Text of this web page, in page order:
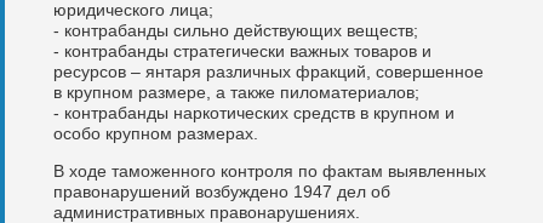
юридического лица;
- контрабанды сильно действующих веществ;
- контрабанды стратегически важных товаров и
ресурсов – янтаря различных фракций, совершенное
в крупном размере, а также пиломатериалов;
- контрабанды наркотических средств в крупном и
особо крупном размерах.
В ходе таможенного контроля по фактам выявленных
правонарушений возбуждено 1947 дел об
административных правонарушениях.